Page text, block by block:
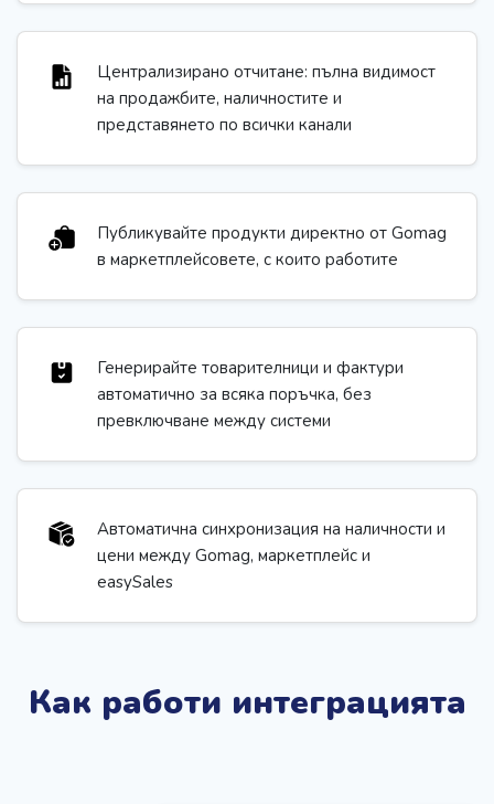
Централизирано отчитане: пълна видимост
на продажбите, наличностите и
представянето по всички канали
Публикувайте продукти директно от Gomag
в маркетплейсовете, с които работите
Генерирайте товарителници и фактури
автоматично за всяка поръчка, без
превключване между системи
Автоматична синхронизация на наличности и
цени между Gomag, маркетплейс и
easySales
Как работи интеграцията